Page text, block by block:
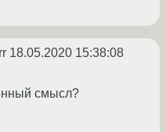
18.05.2020 15:38:08
смысл?